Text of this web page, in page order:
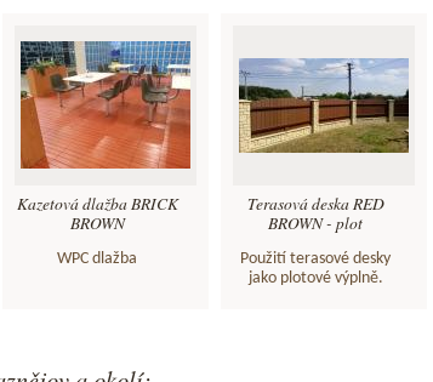
Kazetová dlažba BRICK
BROWN
WPC dlažba
Terasová deska RED
BROWN - plot
Použití terasové desky
jako plotové výplně.